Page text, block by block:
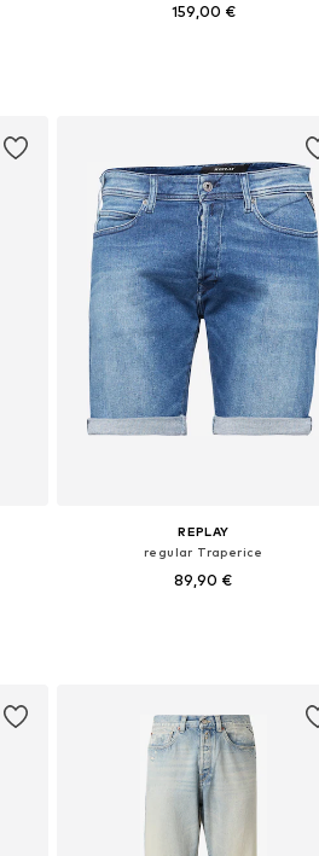
159,00 €
REPLAY
regular Traperice
89,90 €